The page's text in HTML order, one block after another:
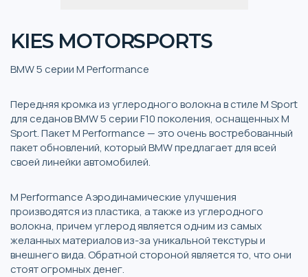
KIES MOTORSPORTS
BMW 5 серии M Performance
Передняя кромка из углеродного волокна в стиле M Sport
для седанов BMW 5 серии F10 поколения, оснащенных M
Sport. Пакет M Performance — это очень востребованный
пакет обновлений, который BMW предлагает для всей
своей линейки автомобилей.
M Performance Аэродинамические улучшения
производятся из пластика, а также из углеродного
волокна, причем углерод является одним из самых
желанных материалов из-за уникальной текстуры и
внешнего вида. Обратной стороной является то, что они
стоят огромных денег.